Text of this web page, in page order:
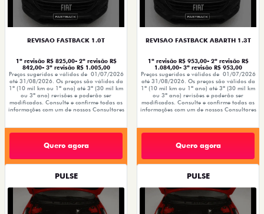
REVISAO FASTBACK 1.0T
1ª revisão R$ 825,00- 2ª revisão R$
842,00- 3ª revisão R$ 1.005,00
Preços sugeridos e válidos de 01/07/2026
até 31/08/2026. Os preços são válidos da
1º (10 mil km ou 1ª ano) até 3º (30 mil km
ou 3º ano) revisões e poderão ser
modificados. Consulte e confirme todas as
informações com um de nossos Consultores
Quero agora
REVISAO FASTBACK ABARTH 1.3T
1ª revisão R$ 953,00- 2ª revisão R$
1.084,00- 3ª revisão R$ 953,00
Preços sugeridos e válidos de 01/07/2026
até 31/08/2026. Os preços são válidos da
1º (10 mil km ou 1ª ano) até 3º (30 mil km
ou 3º ano) revisões e poderão ser
modificados. Consulte e confirme todas as
informações com um de nossos Consultores
Quero agora
PULSE PULSE